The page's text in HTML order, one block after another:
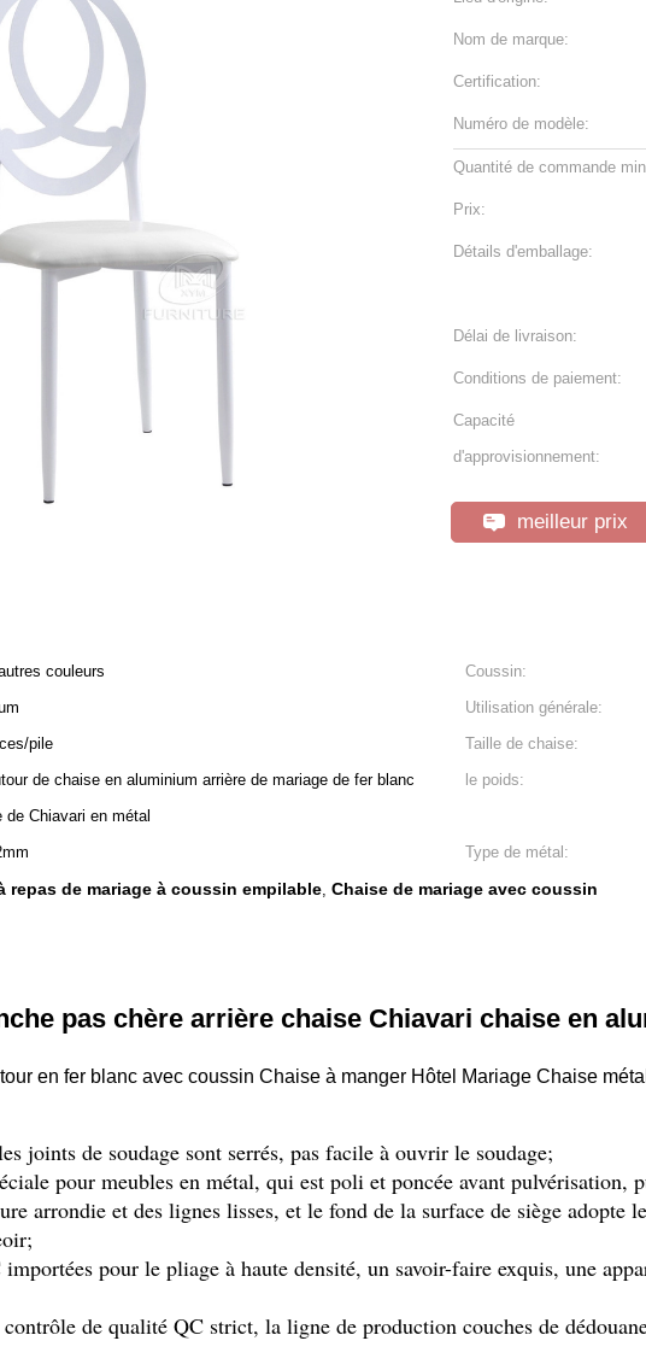
Nom de marque:
Certification:
Numéro de modèle:
Quantité de commande
Prix:
Détails d'emballage:
Délai de livraison:
Conditions de paiement:
Capacité
d'approvisionnement:
meilleur prix
couleurs Coussin:
Utilisation générale:
pile Taille de chaise:
de chaise en aluminium arrière de mariage de fer blanc
de Chiavari en métal
le poids:
Type de métal:
repas de mariage à coussin empilable, Chaise de mariage avec coussin
pas chère arrière chaise Chiavari chaise en
en fer blanc avec coussin Chaise à manger Hôtel Mariage Chaise
joints de soudage sont serrés, pas facile à ouvrir le soudage;
pour meubles en métal, qui est poli et poncée avant pulvérisation,
arrondie et des lignes lisses, et le fond de la surface de siège adopte
pour le pliage à haute densité, un savoir-faire exquis, une
de qualité QC strict, la ligne de production couches de